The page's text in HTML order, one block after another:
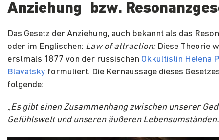
Anziehung bzw.
Das Gesetz der Anziehung, auch bekannt als das
oder im Englischen: Law of attraction: Diese Theorie
erstmals 1877 von der russischen Okkultistin Helena
Blavatsky formuliert. Die Kernaussage dieses
folgende:
„Es gibt einen Zusammenhang zwischen unserer
Gefühlswelt und unseren äußeren